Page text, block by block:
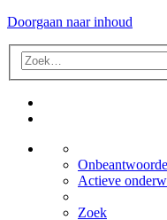
Doorgaan naar inhoud
Actieve
Zoek